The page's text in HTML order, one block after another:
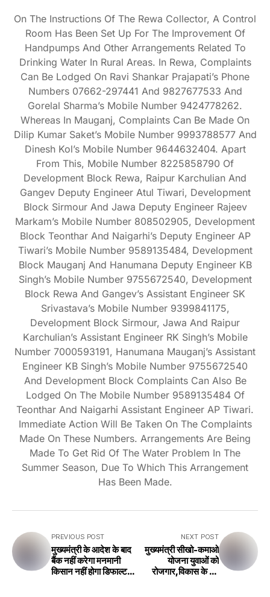
On The Instructions Of The Rewa Collector, A Control
Room Has Been Set Up For The Improvement Of
Handpumps And Other Arrangements Related To
Drinking Water In Rural Areas. In Rewa, Complaints
Can Be Lodged On Ravi Shankar Prajapati’s Phone
Numbers 07662-297441 And 9827677533 And
Gorelal Sharma’s Mobile Number 9424778262.
Whereas In Mauganj, Complaints Can Be Made On
Dilip Kumar Saket’s Mobile Number 9993788577 And
Dinesh Kol’s Mobile Number 9644632404. Apart
From This, Mobile Number 8225858790 Of
Development Block Rewa, Raipur Karchulian And
Gangev Deputy Engineer Atul Tiwari, Development
Block Sirmour And Jawa Deputy Engineer Rajeev
Markam’s Mobile Number 808502905, Development
Block Teonthar And Naigarhi’s Deputy Engineer AP
Tiwari’s Mobile Number 9589135484, Development
Block Mauganj And Hanumana Deputy Engineer KB
Singh’s Mobile Number 9755672540, Development
Block Rewa And Gangev’s Assistant Engineer SK
Srivastava’s Mobile Number 9399841175,
Development Block Sirmour, Jawa And Raipur
Karchulian’s Assistant Engineer RK Singh’s Mobile
Number 7000593191, Hanumana Mauganj’s Assistant
Engineer KB Singh’s Mobile Number 9755672540
And Development Block Complaints Can Also Be
Lodged On The Mobile Number 9589135484 Of
Teonthar And Naigarhi Assistant Engineer AP Tiwari.
Immediate Action Will Be Taken On The Complaints
Made On These Numbers. Arrangements Are Being
Made To Get Rid Of The Water Problem In The
Summer Season, Due To Which This Arrangement
Has Been Made.
PREVIOUS POST
मुख्यमंत्री के आदेश के बाद
बैंक नहीं करेगा मनमानी
किसान नहीं होगा डिफाल्टर
NEXT POST
मुख्यमंत्री सीखो-कमाओ
योजना युवाओं को
रोजगार,विकास के नए